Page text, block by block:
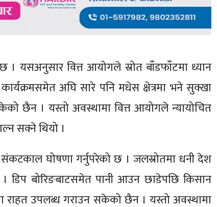
यसअनुसार वित्त आयोगले स्रोत बाँडफाँटमा ध्यान
अघि सारे पनि मधेस क्षेत्रमा भने सुक्खा
छैन । यस्तो अवस्थामा वित्त आयोगले न्यायोचित
सक्ने थियो ।
घोषणा गर्नुपरेको छ । जलस्रोतमा धनी देश
डिप बोरिङबाटसमेत पानी आउन छाडेपछि किसान
राहत उपलब्ध गराउन सकेको छैन । यस्तो अवस्थामा